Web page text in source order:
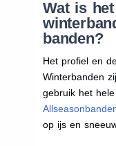
Wat is
banden?
Het profiel en
Winterbanden
gebruik het
op ijs en